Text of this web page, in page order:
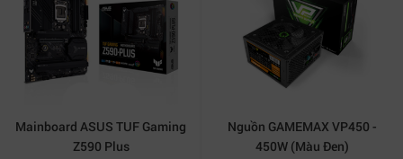
Mainboard ASUS TUF Gaming
Z590 Plus
Nguồn GAMEMAX VP450 -
450W (Màu Đen)